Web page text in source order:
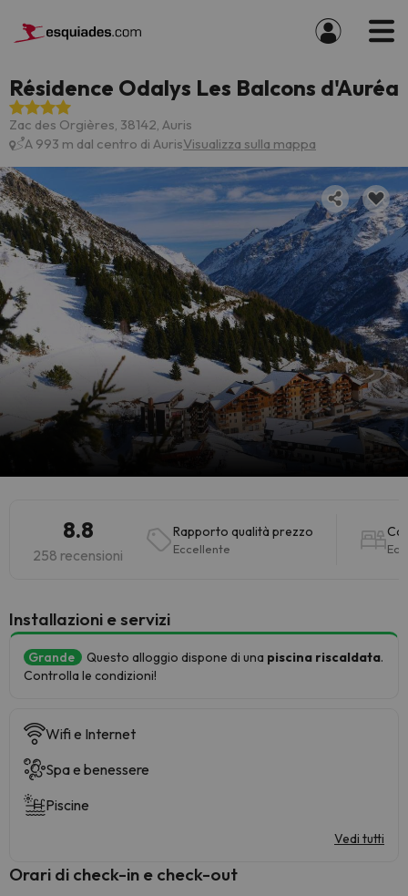
Résidence Odalys Les Balcons d'Auréa
Zac des Orgières, 38142, Auris
A 993 m dal centro di AurisVisualizza sulla mappa
8.8
258 recensioni
Rapporto qualità prezzo
Eccellente
Installazioni e servizi
Grande Questo alloggio dispone di una piscina riscaldata.
Controlla le condizioni!
Wifi e Internet
Spa e benessere
Piscine
Vedi tutti
Orari di check-in e check-out